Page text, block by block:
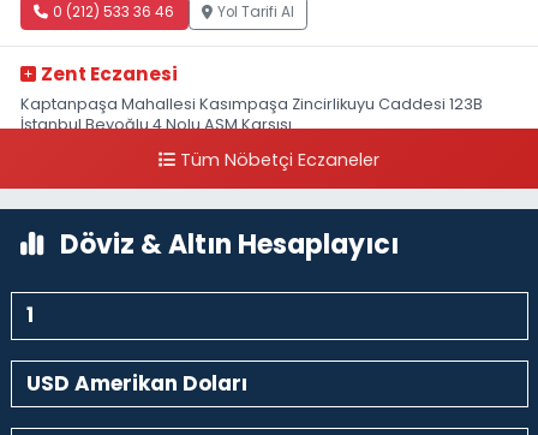
0 (212) 533 36 46 Yol Tarifi Al
Zent Eczanesi
Kaptanpaşa Mahallesi Kasımpaşa Zincirlikuyu Caddesi 123B
İstanbul Beyoğlu 4 Nolu ASM Karşısı
0 (212) 297 96 92 Yol Tarifi Al
Tüm Nöbetçi Eczaneler
Döviz & Altın Hesaplayıcı